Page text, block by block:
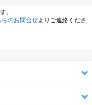
。
らのお問合せよりご連絡くださ